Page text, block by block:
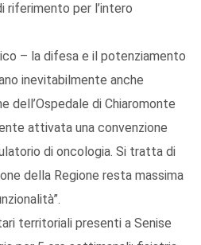
riferimento per l’intero
– la difesa e il potenziamento
inevitabilmente anche
dell’Ospedale di Chiaromonte
attivata una convenzione
di oncologia. Si tratta di
della Regione resta massima
territoriali presenti a Senise